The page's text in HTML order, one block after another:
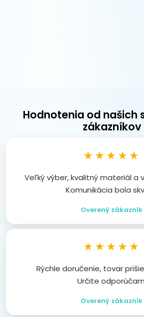
Hodnotenia od našich
zákazníkov
★★★★★
Veľký výber, kvalitný materiál a
Komunikácia bola
Overený zákazník
★★★★★
Rýchle doručenie, tovar
Určite
Overený zákazník